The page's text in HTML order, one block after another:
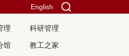
English
理 科研管理
馆 教工之家